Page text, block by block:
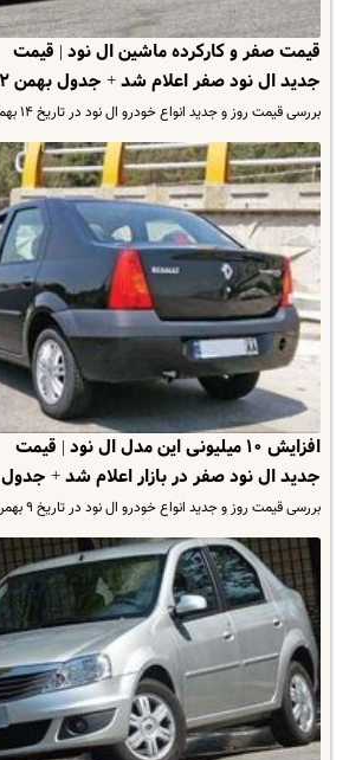
قیمت صفر و کارکرده ماشین ال نود | قیمت
جدید ال نود صفر اعلام شد + جدول بهمن ۱۴۰۲
بررسی قیمت روز و جدید انواع خودرو ال نود در تاریخ ۱۴ بهمن.
افزایش ۱۰ میلیونی این مدل ال نود | قیمت
جدید ال نود صفر در بازار اعلام شد + جدول
بررسی قیمت روز و جدید انواع خودرو ال نود در تاریخ ۹ بهمن.